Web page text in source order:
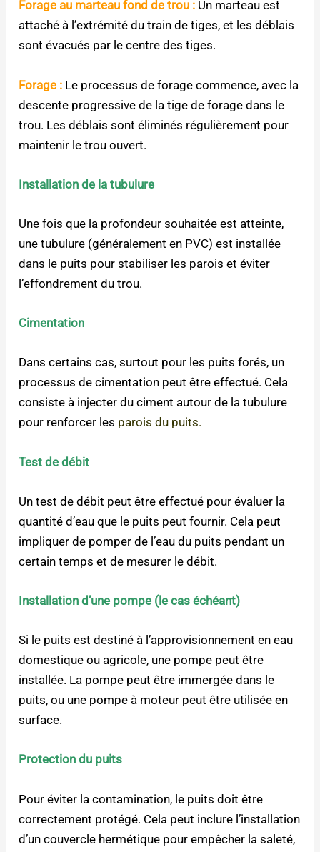
Forage au marteau fond de trou : Un marteau est
attaché à l’extrémité du train de tiges, et les déblais
sont évacués par le centre des tiges.
Forage : Le processus de forage commence, avec la
descente progressive de la tige de forage dans le
trou. Les déblais sont éliminés régulièrement pour
maintenir le trou ouvert.
Installation de la tubulure
Une fois que la profondeur souhaitée est atteinte,
une tubulure (généralement en PVC) est installée
dans le puits pour stabiliser les parois et éviter
l’effondrement du trou.
Cimentation
Dans certains cas, surtout pour les puits forés, un
processus de cimentation peut être effectué. Cela
consiste à injecter du ciment autour de la tubulure
pour renforcer les parois du puits.
Test de débit
Un test de débit peut être effectué pour évaluer la
quantité d’eau que le puits peut fournir. Cela peut
impliquer de pomper de l’eau du puits pendant un
certain temps et de mesurer le débit.
Installation d’une pompe (le cas échéant)
Si le puits est destiné à l’approvisionnement en eau
domestique ou agricole, une pompe peut être
installée. La pompe peut être immergée dans le
puits, ou une pompe à moteur peut être utilisée en
surface.
Protection du puits
Pour éviter la contamination, le puits doit être
correctement protégé. Cela peut inclure l’installation
d’un couvercle hermétique pour empêcher la saleté,